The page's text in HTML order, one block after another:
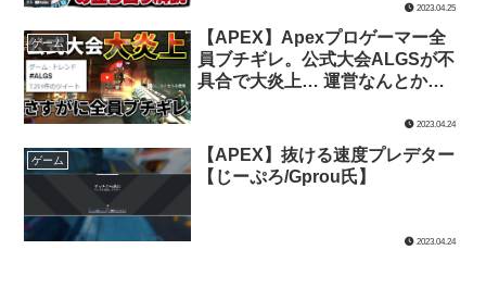
2023.04.25
ゲーム
【APEX】Apexプロゲーマー全
員ブチギレ。公式大会ALGSが不
具合で大炎上… 運営なんとかし
2023.04.24
ゲーム
【APEX】抜ける速度プレデター
【じーぷろ/Gprou氏】
2023.04.24